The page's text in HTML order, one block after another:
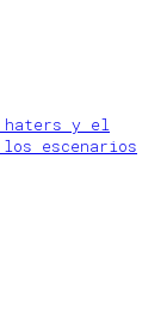
y el
escenarios